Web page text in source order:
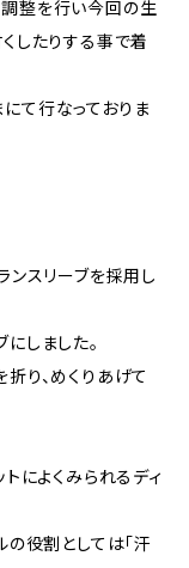
整を行い今回の生
したりする事で着
て行なっておりま
ンスリーブを採用し
しました。
り、めくりあげて
によくみられるディ
の役割としては「汗